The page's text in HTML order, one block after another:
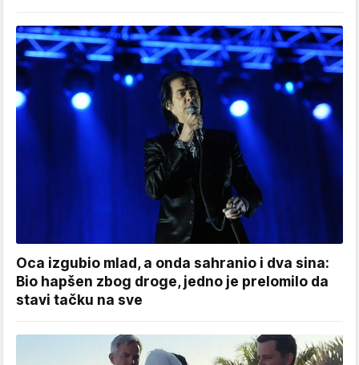
Oca izgubio mlad, a onda sahranio i dva sina:
Bio hapšen zbog droge, jedno je prelomilo da
stavi tačku na sve